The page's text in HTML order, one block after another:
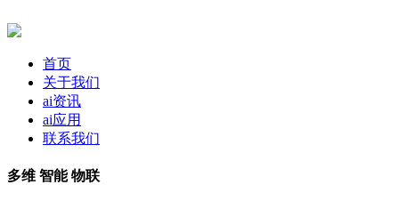
首页
关于我们
ai资讯
ai应用
联系我们
多维 智能 物联